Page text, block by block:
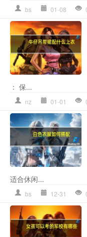
bs 01-08
： 保...
nz 01-01
适合休闲...
bs 12-31